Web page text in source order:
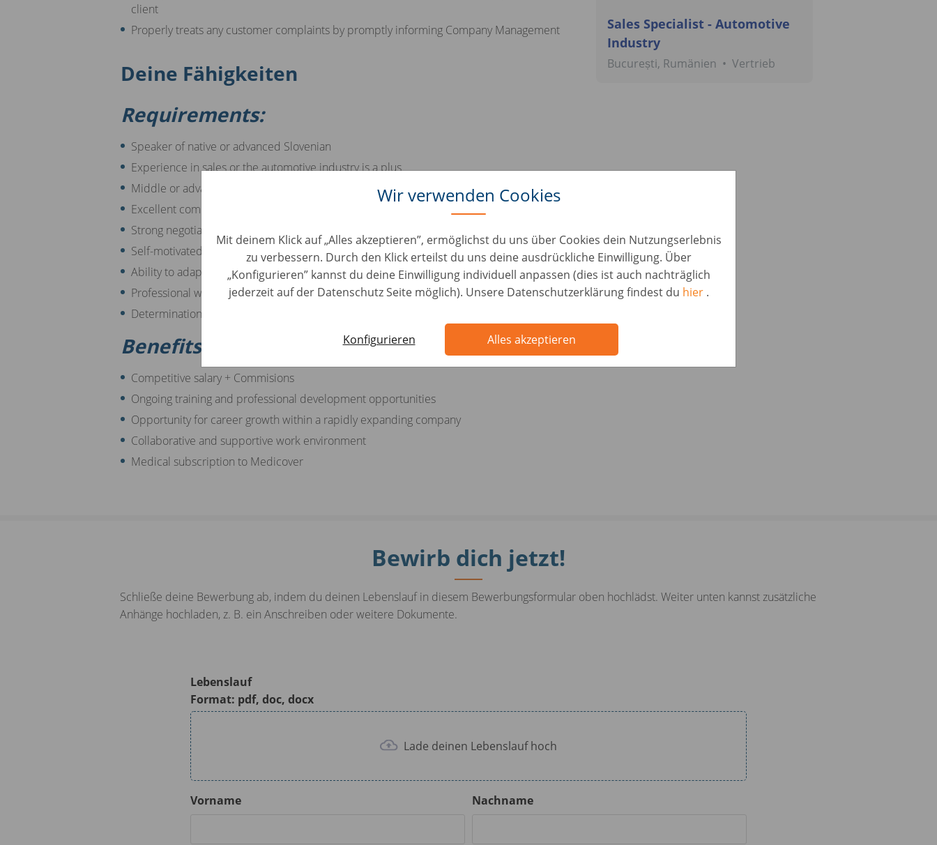
Wir verwenden Cookies
Mit deinem Klick auf „Alles akzeptieren”, ermöglichst du uns über Cookies dein Nutzungserlebnis
zu verbessern. Durch den Klick erteilst du uns deine ausdrückliche Einwilligung. Über
„Konfigurieren” kannst du deine Einwilligung individuell anpassen (dies ist auch nachträglich
jederzeit auf der Datenschutz Seite möglich). Unsere Datenschutzerklärung findest du hier .
Konfigurieren Alles akzeptieren
client
Properly treats any customer complaints by promptly informing Company Management
Deine Fähigkeiten
Requirements:
Speaker of native or advanced Slovenian
Experience in sales or the automotive industry is a plus
Middle or advanced English skills
Excellent communication and interpersonal skills
Strong negotiation and persuasion abilities
Self-motivated and target-driven mindset
Ability to adapt to new situations and to work under stress
Professional way of approaching the attributions
Determination in fulfilling the attributions
Benefits:
Competitive salary + Commisions
Ongoing training and professional development opportunities
Opportunity for career growth within a rapidly expanding company
Collaborative and supportive work environment
Medical subscription to Medicover
Sales Specialist - Automotive
Industry
București, Rumänien • Vertrieb
Bewirb dich jetzt!
Schließe deine Bewerbung ab, indem du deinen Lebenslauf in diesem Bewerbungsformular oben hochlädst. Weiter unten kannst zusätzliche
Anhänge hochladen, z. B. ein Anschreiben oder weitere Dokumente.
Lebenslauf
Format: pdf, doc, docx
Lade deinen Lebenslauf hoch
Vorname Nachname